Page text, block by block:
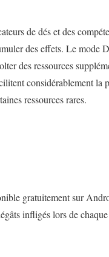
de dés et des
des effets. Le mode
des ressources
considérablement la
ressources rares.
gratuitement sur
infligés lors de